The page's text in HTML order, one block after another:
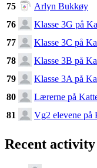
75
Arlyn Bukkøy
76
Klasse 3G på
77
Klasse 3C på
78
Klasse 3B på
79
Klasse 3A på
80
Lærerne på
81
Vg2 elevene på
Recent activity